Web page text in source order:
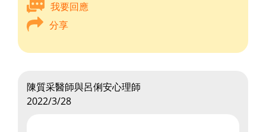
我要回應
分享
陳質采醫師與呂俐安心理師
2022/3/28